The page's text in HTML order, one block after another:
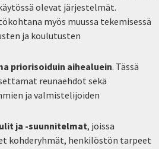
olevat järjestelmät.
myös muussa tekemisessä
ja koulutusten
priorisoiduin aihealuein. Tässä
reunaehdot sekä
ja valmistelijoiden
ja -suunnitelmat, joissa
kohderyhmät, henkilöstön tarpeet